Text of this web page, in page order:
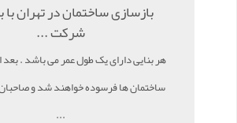
بازسازی ساختمان در تهران با
شرکت ...
هر بنایی دارای یک طول عمر می باشد . بعد
ساختمان ها فرسوده خواهند شد و صاحبان
...